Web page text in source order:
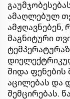
ამაღლებულ
მაგნიტური
შიდა
აცილებას და
შემცირებას.